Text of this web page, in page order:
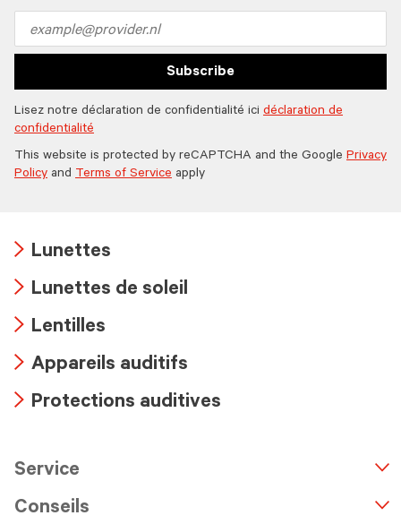
address
Subscribe
Lisez notre déclaration de confidentialité ici déclaration de
confidentialité
This website is protected by reCAPTCHA and the Google Privacy
Policy and Terms of Service apply
icon
Lunettes
icon
Lunettes de soleil
icon
Lentilles
icon
Appareils auditifs
Protections auditives
Service
Conseils